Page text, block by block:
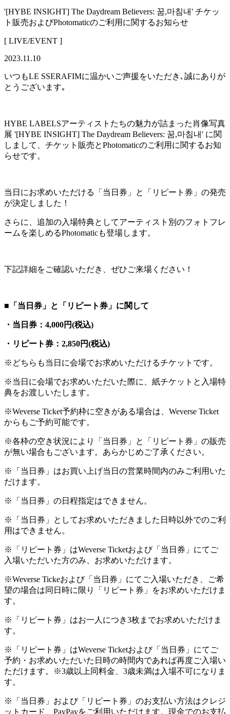
'[HYBE INSIGHT] The Daydream Believers: 꿈,마침내' チケッ
ト販売およびPhotomaticのご利用に関するお知らせ
[ LIVE/EVENT ]
2023.11.10
いつもLE SSERAFIMに温かいご声援をいただき､誠にありが
とうございます｡
HYBE LABELSアーティストたちの魅力が詰まった肖像写真
展 '[HYBE INSIGHT] The Daydream Believers: 꿈,마침내' に関
しまして、チケット販売とPhotomaticのご利用に関するお知
らせです。
当日にお求めいただける「当日券」と「リピート券」の発売
が決定しました！
さらに、追加の入場特典としてアーティスト別のフォトフレ
ームを楽しめるPhotomaticも登場します。
下記詳細をご確認いただき、ぜひご来場ください！
■「当日券」と「リピート券」に関して
・当日券：4,000円(税込)
・リピート券：2,850円(税込)
※どちらも当日に会場でお求めいただけるチケットです。
※当日に会場でお求めいただいた際に、紙チケットと入場特
典をお渡しいたします。
※Weverse Ticket予約枠に空きがある場合は、Weverse Ticket
からもご予約可能です。
※各枠の空き状況により「当日券」と「リピート券」の販売
が無い場合もございます。あらかじめご了承ください。
※「当日券」はお買い上げ当日の営業時間内のみご利用いた
だけます。
※「当日券」の日程指定はできません。
※「当日券」としてお求めいただきました日時以外でのご利
用はできません。
※「リピート券」はWeverse Ticketおよび「当日券」にてご
入場いただいた方のみ、お求めいただけます。
※Weverse Tickeおよび「当日券」にてご入場いただき、ご希
望の場合は同日時に限り「リピート券」をお求めいただけま
す。
※「リピート券」はお一人につき3枚までお求めいただけま
す。
※「リピート券」はWeverse Ticketおよび「当日券」にてご
予約・お求めいただいた日時の時間内であれば再度ご入場い
ただけます。※3歳以上同料⾦、3歳未満は⼊場不可になりま
す。
※「当日券」および「リピート券」のお支払い方法はクレジ
ットカード、PayPayをご利用いただけます。現金でのお支払